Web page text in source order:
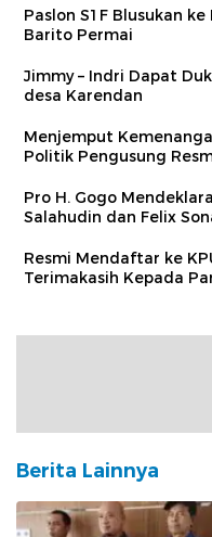
Paslon S1F Blusukan
Barito Permai
Jimmy – Indri Dapat
desa Karendan
Menjemput
Politik Pengusung
Pro H. Gogo
Salahudin dan Felix
Resmi Mendaftar ke
Terimakasih Kepada
Berita Lainnya